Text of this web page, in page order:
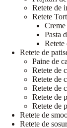
Retete de
Retete
Creme
Pasta
Retete
Retete de
Paine de
Retete de
Retete de
Retete de
Retete de
Retete de
Retete de
Retete de